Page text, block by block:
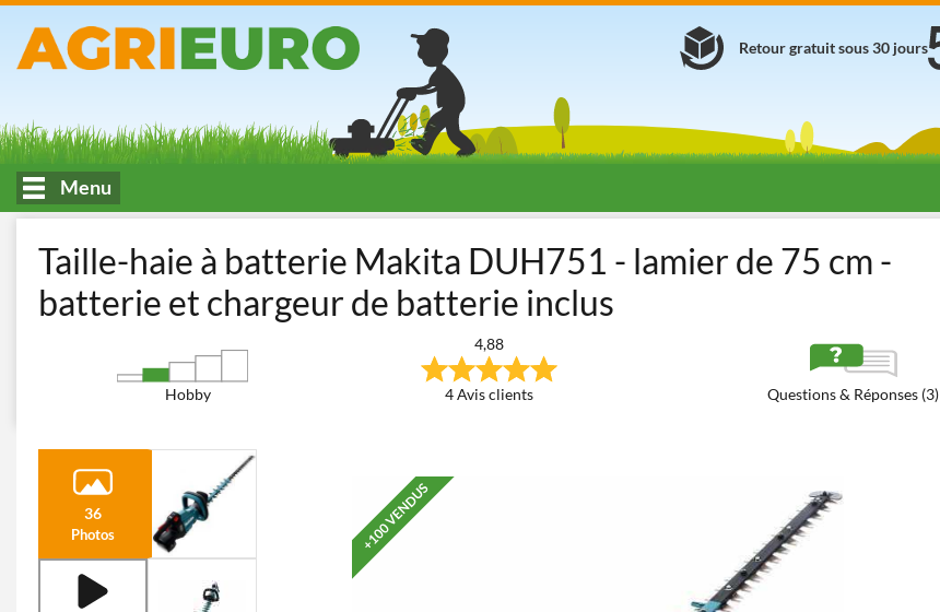
Retour gratuit sous 30 jours
Menu
Taille-haie à batterie Makita DUH751 - lamier de 75 cm -
batterie et chargeur de batterie inclus
Hobby
4,88
4 Avis clients Questions & Réponses (3)
36
Photos +100 VENDUS